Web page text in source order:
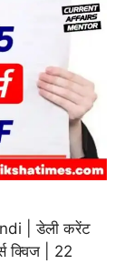
| डेली करेंट
क्विज | 22